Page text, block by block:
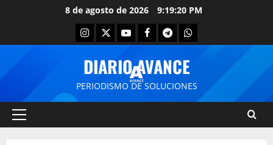
8 de agosto de 2026 9:19:20 PM
DIARIO AVANCE
PERIODISMO DE SOLUCIONES